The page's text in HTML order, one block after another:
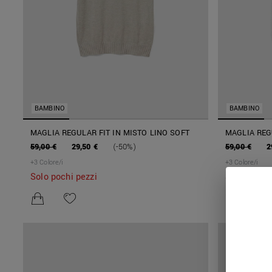
BAMBINO
MAGLIA REGULAR FIT IN MISTO LINO SOFT
59,00 €
29,50 € (-50%)
+3 Colore/i
Solo pochi pezzi
BAMBINO
MAGLIA
59,00 €
+3 Colore/i